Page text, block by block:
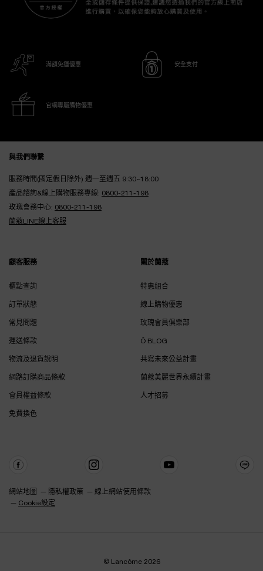
滿額免運優惠 安全支付
官網專屬購物優惠
與我們聯繫
服務時間(國定假日除外) 週一至週五 9:30~18:00
產品諮詢&線上購物服務專線: 0800-211-198
玫瑰會務中心: 0800-211-198
蘭蔻LINE線上客服
顧客服務
櫃點查詢
訂單狀態
常見問題
運送條款
物流及退貨說明
網路訂購商品條款
會員權益條款
免費換色
關於蘭蔻
特惠組合
線上購物優惠
玫瑰會員俱樂部
Ô BLOG
共寫未來公益計畫
蘭蔻美麗世界永續計畫
人才招募
網站地圖 隱私權政策
線上網站使用條款
Cookie設定
© Lancôme 2026